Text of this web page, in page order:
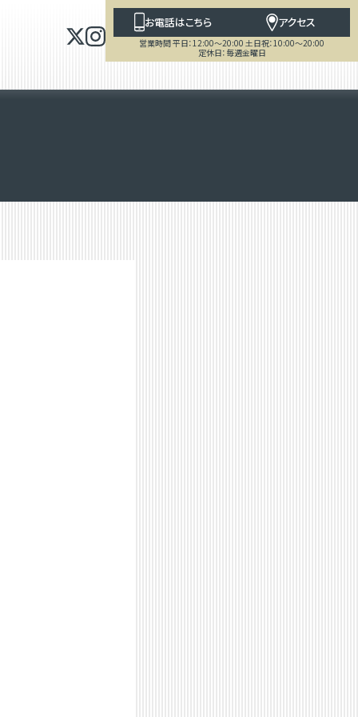
お電話はこちら アクセス
営業時間 平日：12:00～20:00 土日祝：10:00～20:00
定休日：毎週金曜日